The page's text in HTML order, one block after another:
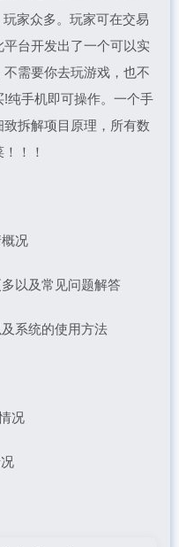
家众多。玩家可在交易
台开发出了一个可以实
需要你去玩游戏，也不
纯手机即可操作。一个手
拆解项目原理，所有数
！！
况
以及常见问题解答
系统的使用方法
况